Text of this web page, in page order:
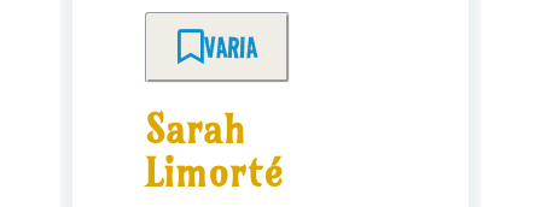
VARIA
Sarah
Limorté